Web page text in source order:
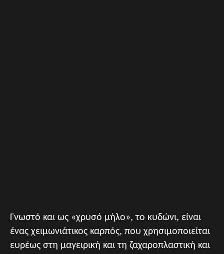
Γνωστό και ως «χρυσό μήλο», το κυδώνι, είναι
ένας χειμωνιάτικος καρπός, που χρησιμοποιείται
ευρέως στη μαγειρική και τη ζαχαροπλαστική και